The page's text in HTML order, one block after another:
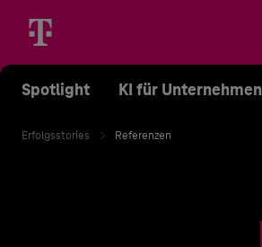
Spotlight KI für Unternehmen
Erfolgsstories Referenzen